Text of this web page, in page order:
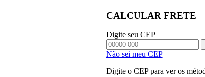
CALCULAR FRETE
Digite seu CEP
Não sei meu CEP
Digite o CEP para ver os